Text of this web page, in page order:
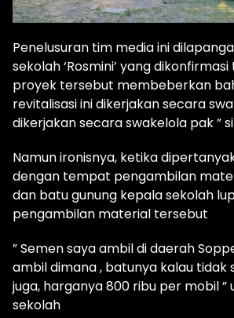
‎Penelusuran tim media ini
sekolah ‘Rosmini’ yang
proyek tersebut membeberkan
revitalisasi ini dikerjakan secara
dikerjakan secara swakelola pak ”
Namun ironisnya, ketika
dengan tempat pengambilan
dan batu gunung kepala sekolah
pengambilan material tersebut
” Semen saya ambil di daerah
ambil dimana , batunya kalau tidak
juga, harganya 800 ribu per mobil ”
sekolah